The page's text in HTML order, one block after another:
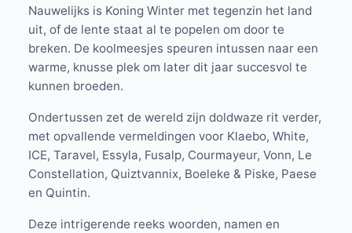
Nauwelijks is Koning Winter met tegenzin het land
uit, of de lente staat al te popelen om door te
breken. De koolmeesjes speuren intussen naar een
warme, knusse plek om later dit jaar succesvol te
kunnen broeden.
Ondertussen zet de wereld zijn doldwaze rit verder,
met opvallende vermeldingen voor Klaebo, White,
ICE, Taravel, Essyla, Fusalp, Courmayeur, Vonn, Le
Constellation, Quiztvannix, Boeleke & Piske, Paese
en Quintin.
Deze intrigerende reeks woorden, namen en